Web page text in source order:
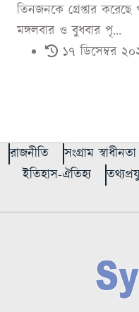
তিনজনকে গ্রেপ্তার
মঙ্গলবার ও বুধবার পৃ...
১৭ ডিসেম্বর
রাজনীতি সংগ্রাম স্বাধীনতা
ইতিহাস-ঐতিহ্য